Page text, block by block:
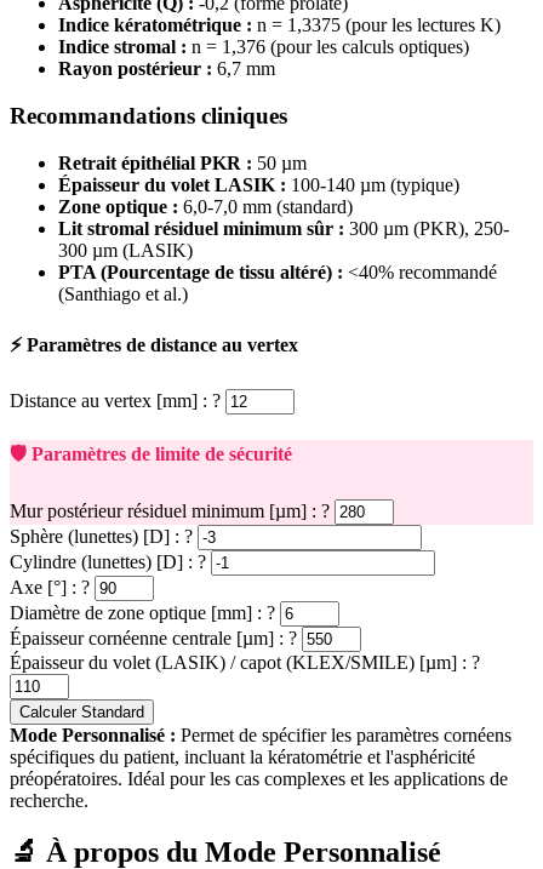
Indice kératométrique : n = 1,3375 (pour les lectures K)
Indice stromal : n = 1,376 (pour les calculs optiques)
Rayon postérieur : 6,7 mm
Recommandations cliniques
Retrait épithélial PKR : 50 µm
Épaisseur du volet LASIK : 100-140 µm (typique)
Zone optique : 6,0-7,0 mm (standard)
Lit stromal résiduel minimum sûr : 300 µm (PKR), 250-
300 µm (LASIK)
PTA (Pourcentage de tissu altéré) : <40% recommandé
(Santhiago et al.)
⚡ Paramètres de distance au vertex
Distance au vertex [mm] : ?
🛡️ Paramètres de limite de sécurité
Mur postérieur résiduel minimum [µm] : ?
Sphère (lunettes) [D] : ?
Cylindre (lunettes) [D] : ?
Axe [°] : ?
Diamètre de zone optique [mm] : ?
Épaisseur cornéenne centrale [µm] : ?
Épaisseur du volet (LASIK) / capot (KLEX/SMILE) [µm] : ?
Calculer Standard
Mode Personnalisé : Permet de spécifier les paramètres cornéens
spécifiques du patient, incluant la kératométrie et l'asphéricité
préopératoires. Idéal pour les cas complexes et les applications de
recherche.
🔬 À propos du Mode Personnalisé